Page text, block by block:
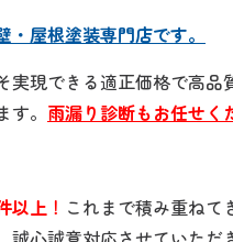
・屋根塗装専門店です。
実現できる適正価格で高品
。 雨漏り診断もお任せく
以上 ！ これまで積み重ねて